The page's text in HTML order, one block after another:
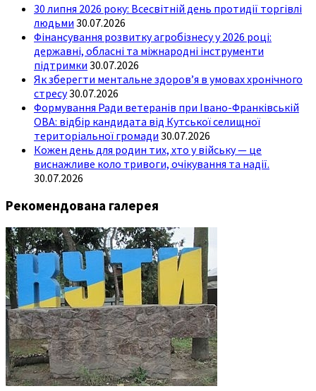
30 липня 2026 року: Всесвітній день протидії торгівлі
людьми 30.07.2026
Фінансування розвитку агробізнесу у 2026 році:
державні, обласні та міжнародні інструменти
підтримки 30.07.2026
Як зберегти ментальне здоров’я в умовах хронічного
стресу30.07.2026
Формування Ради ветеранів при Івано-Франківській
ОВА: відбір кандидата від Кутської селищної
територіальної громади 30.07.2026
Кожен день для родин тих, хто у війську — це
виснажливе коло тривоги, очікування та надії.
30.07.2026
Рекомендована галерея